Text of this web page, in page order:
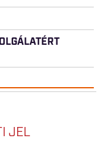
JEL